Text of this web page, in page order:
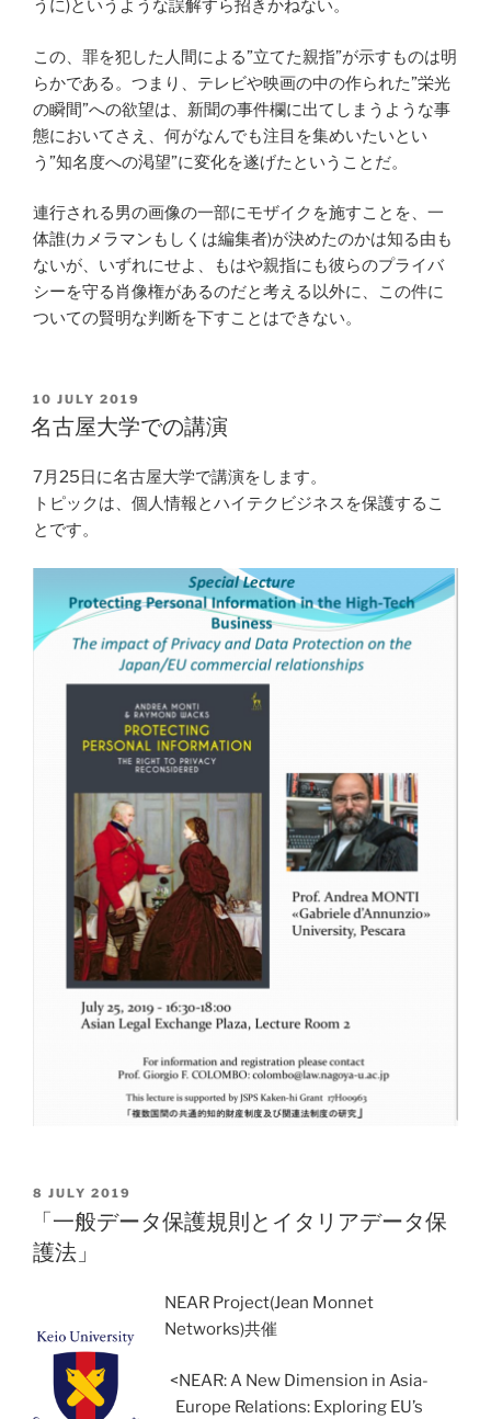
うに)というような誤解すら招きかねない。
この、罪を犯した人間による”立てた親指”が示すものは明
らかである。つまり、テレビや映画の中の作られた”栄光
の瞬間”への欲望は、新聞の事件欄に出てしまうような事
態においてさえ、何がなんでも注目を集めいたいとい
う”知名度への渇望”に変化を遂げたということだ。
連行される男の画像の一部にモザイクを施すことを、一
体誰(カメラマンもしくは編集者)が決めたのかは知る由も
ないが、いずれにせよ、もはや親指にも彼らのプライバ
シーを守る肖像権があるのだと考える以外に、この件に
ついての賢明な判断を下すことはできない。
POSTED
ON
10 JULY 2019
名古屋大学での講演
7月25日に名古屋大学で講演をします。
トピックは、個人情報とハイテクビジネスを保護するこ
とです。
POSTED
ON
8 JULY 2019
「一般データ保護規則とイタリアデータ保
護法」
NEAR Project(Jean Monnet
Networks)共催
<NEAR: A New Dimension in Asia-
Europe Relations: Exploring EU’s